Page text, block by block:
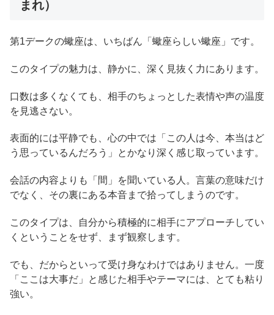
まれ）
第1デークの蠍座は、いちばん「蠍座らしい蠍座」です。
このタイプの魅力は、静かに、深く見抜く力にあります。
口数は多くなくても、相手のちょっとした表情や声の温度
を見逃さない。
表面的には平静でも、心の中では「この人は今、本当はど
う思っているんだろう」とかなり深く感じ取っています。
会話の内容よりも「間」を聞いている人。言葉の意味だけ
でなく、その裏にある本音まで拾ってしまうのです。
このタイプは、自分から積極的に相手にアプローチしてい
くということをせず、まず観察します。
でも、だからといって受け身なわけではありません。一度
「ここは大事だ」と感じた相手やテーマには、とても粘り
強い。